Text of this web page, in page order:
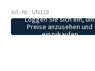
Art.-Nr.: UN118
Loggen Sie sich ein, um
Preise anzusehen und
einzukaufen